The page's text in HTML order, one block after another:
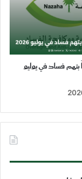
شخصاً بتهم فساد في يوليو